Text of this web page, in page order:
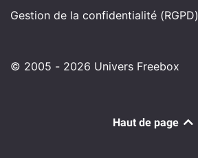
Gestion de la confidentialité (RGPD)
© 2005 - 2026 Univers Freebox
Haut de page